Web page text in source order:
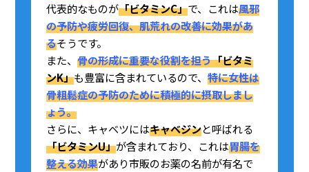
代表的なものが「ビタミンC」で、これは風邪
の予防や疲労回復、肌荒れの改善に効果があ
るそうです。
また、骨の形成に重要な役割を担う「ビタミ
ンK」も豊富に含まれているので、特に女性は
骨粗鬆症の予防のために積極的に摂取しまし
ょう。
さらに、キャベツにはキャベジンと呼ばれる
「ビタミンU」が含まれており、これは胃腸を
整える効果があり市販のお薬の名前が有名で